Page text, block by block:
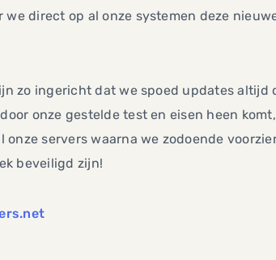
we direct op al onze systemen deze
zo ingericht dat we spoed updates
onze gestelde test en eisen heen
onze servers waarna we zodoende
beveiligd zijn!